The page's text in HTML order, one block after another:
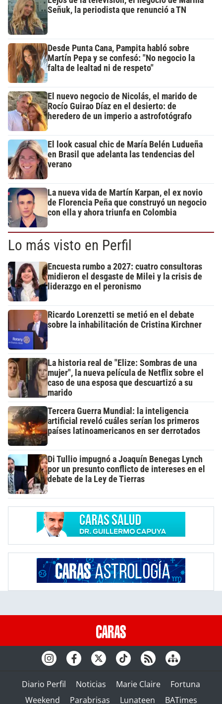
Señuk, la periodista que renunció a TN
Desde Punta Cana, Pampita habló sobre
Martín Pepa y se confesó: "No negocio la
falta de lealtad ni de respeto"
El nuevo negocio de Nicolás, el marido de
Rocío Guirao Díaz en el desierto: de
heredero de un imperio a astrofotógrafo
El look casual chic de María Belén Ludueña
en Brasil que adelanta las tendencias del
verano
La nueva vida de Martín Karpan, el ex novio
de Florencia Peña que construyó un negocio
con ella y ahora triunfa en Colombia
Lo más visto en Perfil
Encuesta rumbo a 2027: cuatro consultoras
midieron el desgaste de Milei y la crisis de
liderazgo en el peronismo
Ricardo Lorenzetti se metió en el debate
sobre la inhabilitación de Cristina Kirchner
La historia real de "Elize: Sombras de una
mujer", la nueva película de Netflix sobre el
caso de una esposa que descuartizó a su
marido
Tercera Guerra Mundial: la inteligencia
artificial reveló cuáles serían los primeros
países latinoamericanos en ser derrotados
Di Tullio impugnó a Joaquín Benegas Lynch
por un presunto conflicto de intereses en el
debate de la Ley de Tierras
Diario Perfil Noticias Marie Claire
Fortuna
Weekend
Parabrisas Lunateen BATimes